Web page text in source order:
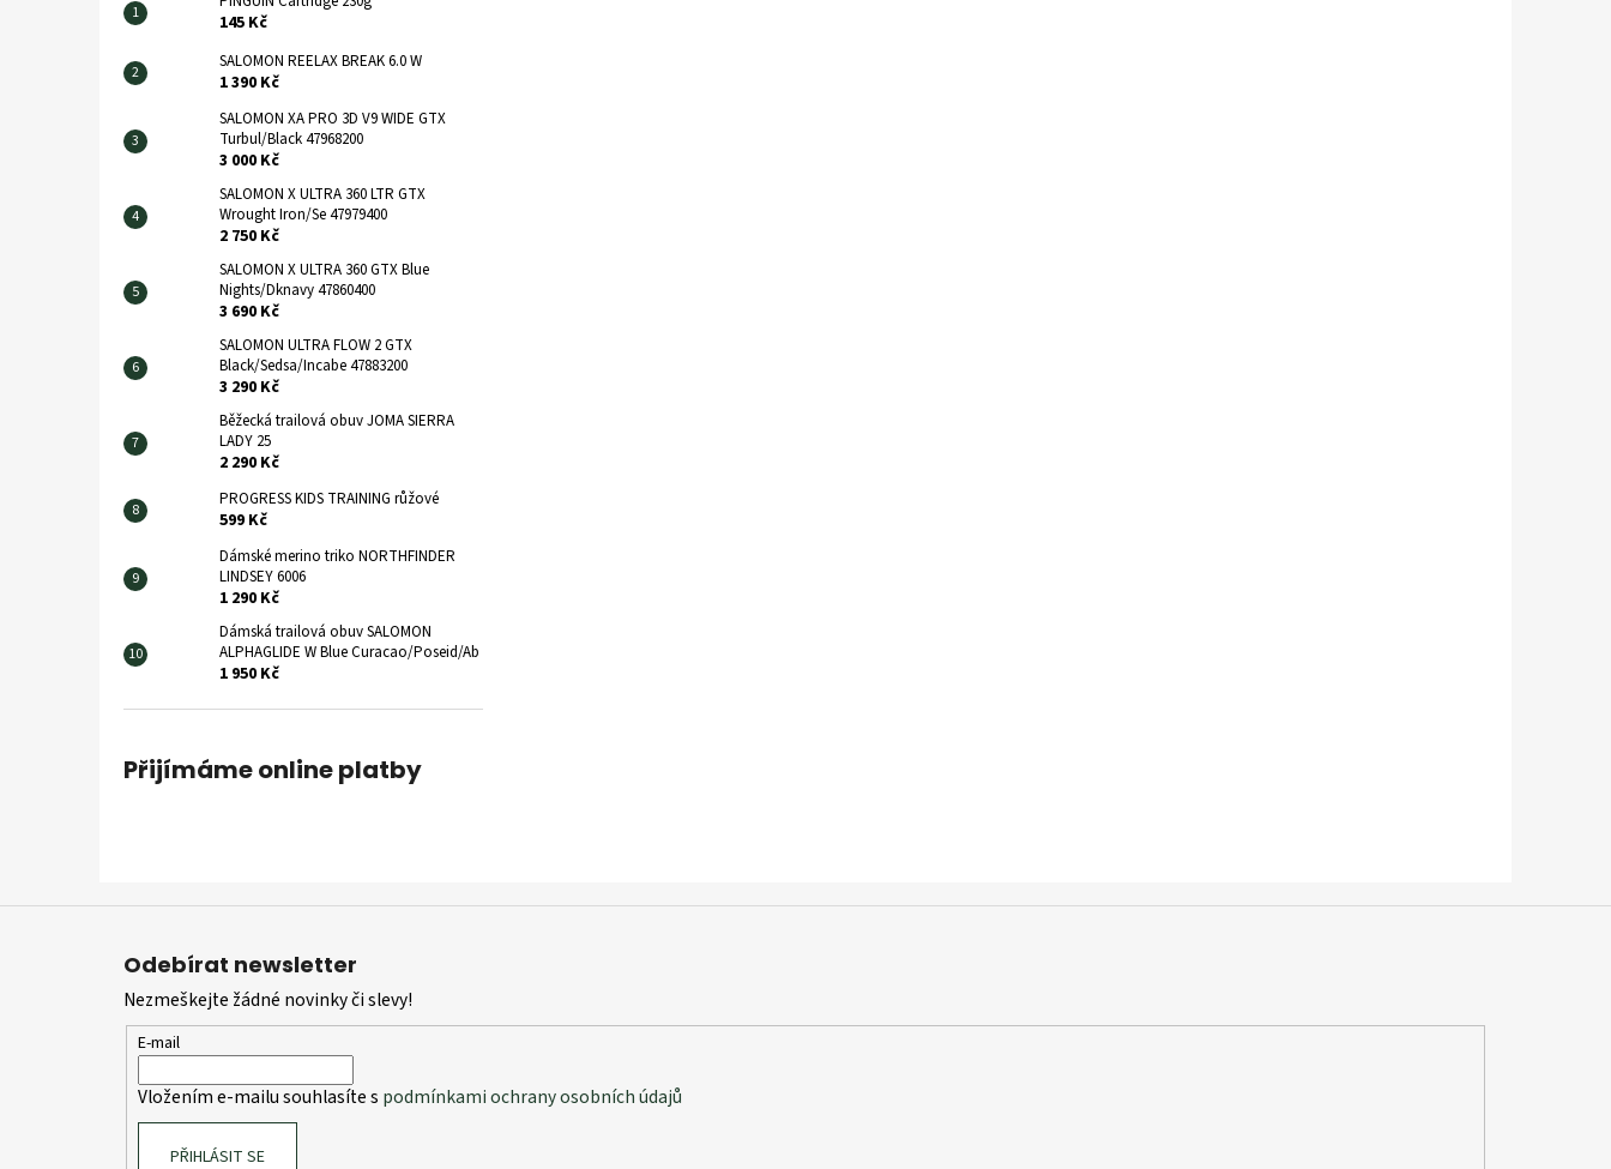
145 Kč
SALOMON REELAX BREAK 6.0 W
1 390 Kč
SALOMON XA PRO 3D V9 WIDE GTX
Turbul/Black 47968200
3 000 Kč
SALOMON X ULTRA 360 LTR GTX
Wrought Iron/Se 47979400
2 750 Kč
SALOMON X ULTRA 360 GTX Blue
Nights/Dknavy 47860400
3 690 Kč
SALOMON ULTRA FLOW 2 GTX
Black/Sedsa/Incabe 47883200
3 290 Kč
Běžecká trailová obuv JOMA SIERRA
LADY 25
2 290 Kč
PROGRESS KIDS TRAINING růžové
599 Kč
Dámské merino triko NORTHFINDER
LINDSEY 6006
1 290 Kč
Dámská trailová obuv SALOMON
ALPHAGLIDE W Blue Curacao/Poseid/Ab
1 950 Kč
Přijímáme online platby
Z
Odebírat newsletter
Nezmeškejte žádné novinky či slevy!
E-mail
Vložením e-mailu souhlasíte s podmínkami ochrany osobních údajů
PŘIHLÁSIT SE